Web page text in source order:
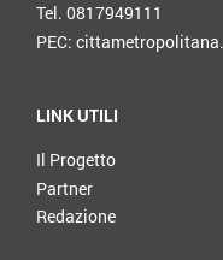
Tel. 0817949111
PEC:
LINK UTILI
Il Progetto
Partner
Redazione